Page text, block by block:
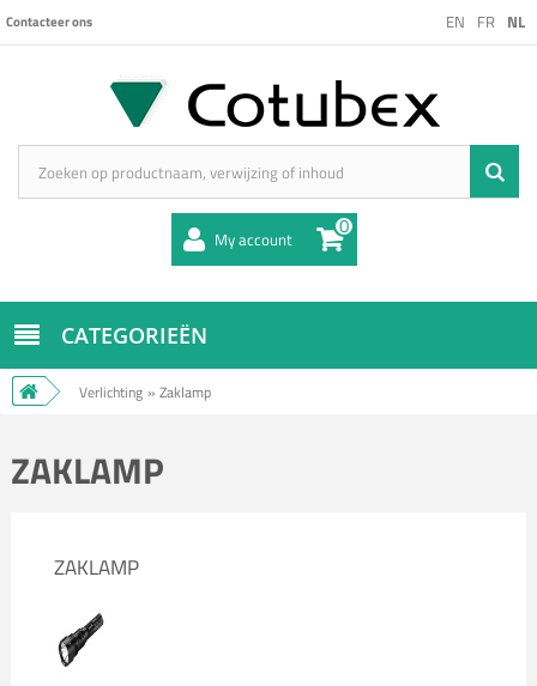
EN FR NL
Contacteer ons
My account 0
CATEGORIEËN
Verlichting » Zaklamp
ZAKLAMP
ZAKLAMP